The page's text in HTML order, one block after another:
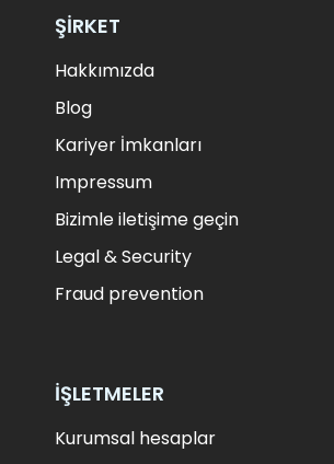
ŞIRKET
Hakkımızda
Blog
Kariyer İmkanları
Impressum
Bizimle iletişime geçin
Legal & Security
Fraud prevention
İŞLETMELER
Kurumsal hesaplar